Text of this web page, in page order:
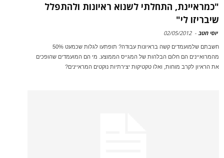
"כמראיינת, התחלתי לשנוא ראיונות ולהתפלל
שיבריזו לי"
יוסי חטב -
02/05/2012
חשבתם שלמועמדים קשה בראיונות עבודה? תופתעו לגלות שכמעט 50%
מהמרואיינים הם חלום הבלהות של המגייס הממוצע. מי הם המועמדים שהופכים
את הראיון לקרב מוחות, ואלו טקטיקות יצירתיות נוקטים המראיינים?